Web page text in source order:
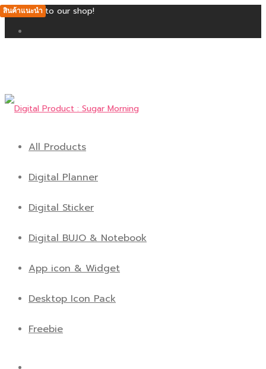
Welcome to our shop!
All Products
Digital Planner
Digital Sticker
Digital BUJO & Notebook
App icon & Widget
Desktop Icon Pack
Freebie
สินค้าแนะนำ